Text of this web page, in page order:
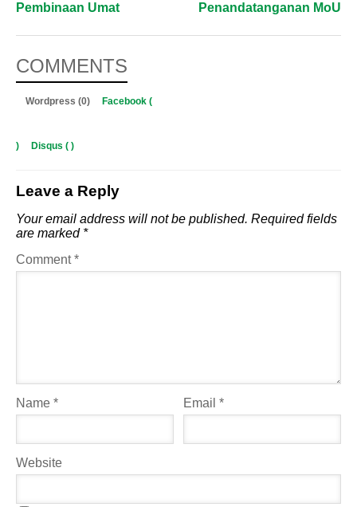
Pembinaan Umat
Penandatanganan MoU
COMMENTS
Wordpress (0) Facebook (
) Disqus ( )
Leave a Reply
Your email address will not be published. Required fields
are marked *
Comment*
Name * Email*
Website